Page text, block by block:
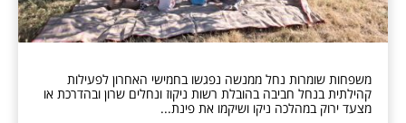
משפחות שומרות נחל ממנשה נפגשו בחמישי האחרון לפעילות
קהילתית בנחל חביבה בהובלת רשות ניקוז ונחלים שרון ובהדרכת או
מצעד ירוק במהלכה ניקו ושיקמו את פינת...